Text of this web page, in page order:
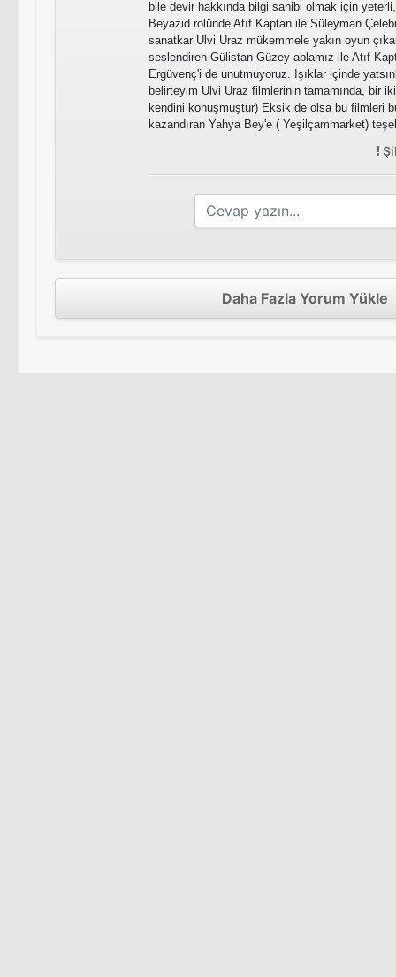
bile devir hakkında bilgi sahibi olmak için yeterli,
Beyazid rolünde Atıf Kaptan ile Süleyman
sanatkar Ulvi Uraz mükemmele yakın oyun
seslendiren Gülistan Güzey ablamız ile Atıf
Ergüvenç'i de unutmuyoruz. Işıklar içinde
belirteyim Ulvi Uraz filmlerinin tamamında, bir
kendini konuşmuştur) Eksik de olsa bu filmleri
kazandıran Yahya Bey'e ( Yeşilçammarket)
Daha Fazla Yorum Yükle